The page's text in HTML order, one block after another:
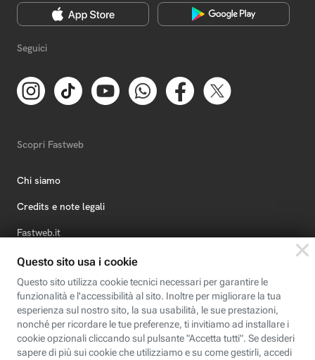
Seguici
Scopri Fastweb
Chi siamo
Credits e note legali
Fastweb.it
Formazione
Fastweb Digital Academy
STEP FuturAbility District